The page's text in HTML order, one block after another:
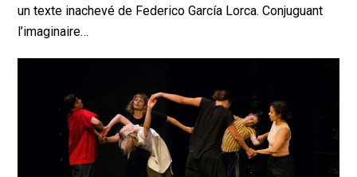
un texte inachevé de Federico García Lorca. Conjuguant
l’imaginaire…